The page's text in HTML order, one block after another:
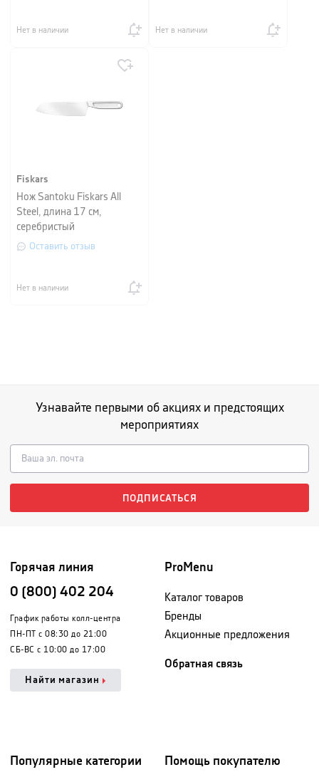
Нет в наличии Нет в наличии
Fiskars
Нож Santoku Fiskars All
Steel, длина 17 см,
серебристый
Оставить отзыв
Нет в наличии
Узнавайте первыми об акциях и предстоящих
мероприятиях
ПОДПИСАТЬСЯ
Горячая линия
0 (800) 402 204
График работы колл-центра
ПН-ПТ с 08:30 до 21:00
СБ-ВС с 10:00 до 17:00
Найти магазин
ProMenu
Каталог товаров
Бренды
Акционные предложения
Обратная связь
Популярные категории Помощь покупателю